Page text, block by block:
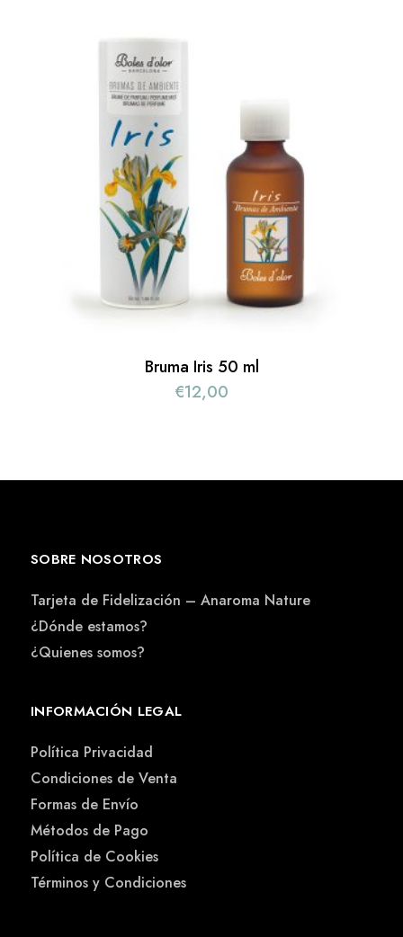
Bruma Iris 50 ml
€12,00
SOBRE NOSOTROS
Tarjeta de Fidelización – Anaroma Nature
¿Dónde estamos?
¿Quienes somos?
INFORMACIÓN LEGAL
Política Privacidad
Condiciones de Venta
Formas de Envío
Métodos de Pago
Política de Cookies
Términos y Condiciones